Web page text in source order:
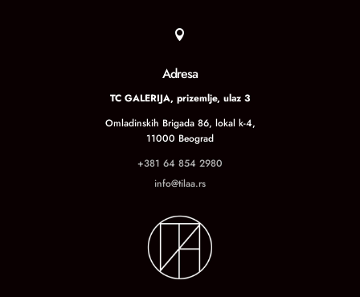

Adresa
TC GALERIJA, prizemlje, ulaz 3
Omladinskih Brigada 86, lokal k-4,
11000 Beograd
+381 64 854 2980
info@tilaa.rs